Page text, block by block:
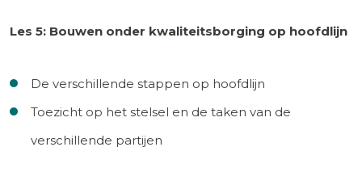
Les 5: Bouwen onder kwaliteitsborging op hoofdlijn
De verschillende stappen op hoofdlijn
Toezicht op het stelsel en de taken van de
verschillende partijen